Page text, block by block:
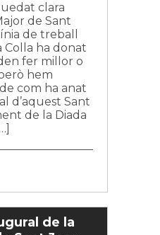
clara
de Sant
de treball
Colla ha donat
fer millor o
hem
com ha anat
d’aquest Sant
de la Diada
de la